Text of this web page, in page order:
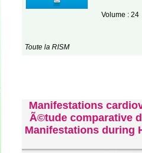
Volume : 24
Toute la RISM
Manifestations
Ã©tude comparative
Manifestations during